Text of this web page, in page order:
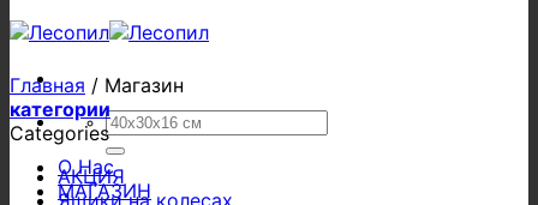
Искать:
О Нас
МАГАЗИН
Главная / Магазин
категории
Categories
АКЦИЯ
Ящики на колесах